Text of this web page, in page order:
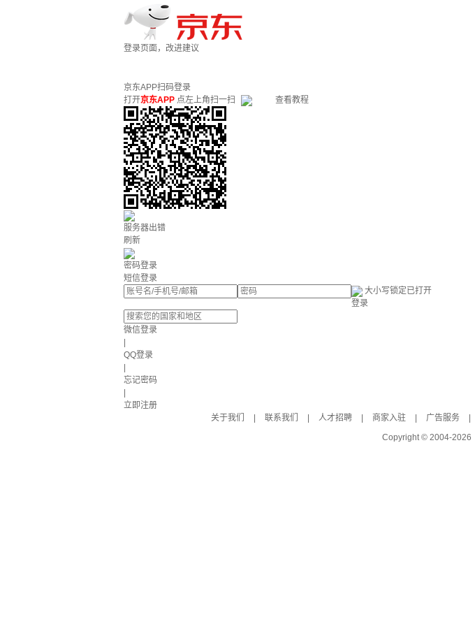
登录页面，改进建议
京东APP扫码登录
打开京东APP 点左上角扫一扫 查看教程
服务器出错
刷新
密码登录
短信登录
大小写锁定已打开
登录
微信登录
QQ登录
忘记密码
立即注册
关于我们
联系我们 人才招聘 商家入驻 广告服务
Copyright © 2004-2026